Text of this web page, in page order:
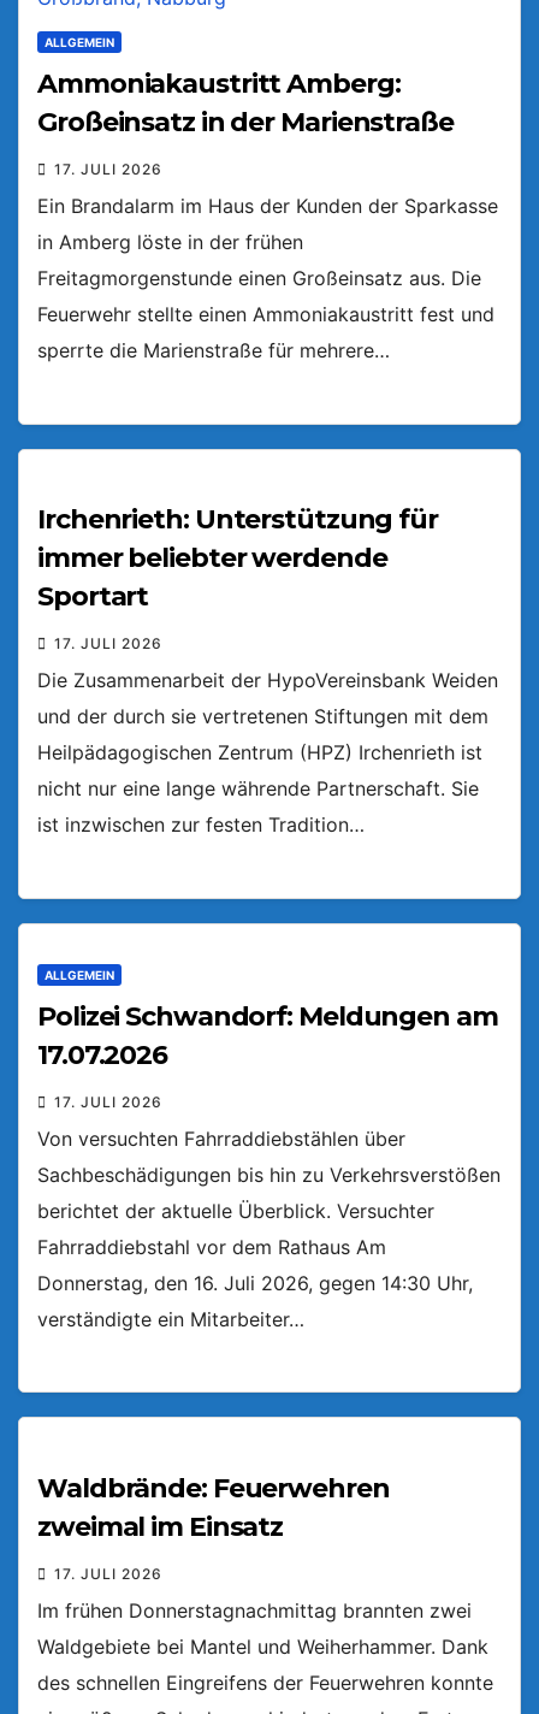
ALLGEMEIN
Ammoniakaustritt Amberg:
Großeinsatz in der Marienstraße
17. JULI 2026
Ein Brandalarm im Haus der Kunden der Sparkasse
in Amberg löste in der frühen
Freitagmorgenstunde einen Großeinsatz aus. Die
Feuerwehr stellte einen Ammoniakaustritt fest und
sperrte die Marienstraße für mehrere…
Irchenrieth: Unterstützung für
immer beliebter werdende
Sportart
17. JULI 2026
Die Zusammenarbeit der HypoVereinsbank Weiden
und der durch sie vertretenen Stiftungen mit dem
Heilpädagogischen Zentrum (HPZ) Irchenrieth ist
nicht nur eine lange währende Partnerschaft. Sie
ist inzwischen zur festen Tradition…
ALLGEMEIN
Polizei Schwandorf: Meldungen am
17.07.2026
17. JULI 2026
Von versuchten Fahrraddiebstählen über
Sachbeschädigungen bis hin zu Verkehrsverstößen
berichtet der aktuelle Überblick. Versuchter
Fahrraddiebstahl vor dem Rathaus Am
Donnerstag, den 16. Juli 2026, gegen 14:30 Uhr,
verständigte ein Mitarbeiter…
Waldbrände: Feuerwehren
zweimal im Einsatz
17. JULI 2026
Im frühen Donnerstagnachmittag brannten zwei
Waldgebiete bei Mantel und Weiherhammer. Dank
des schnellen Eingreifens der Feuerwehren konnte